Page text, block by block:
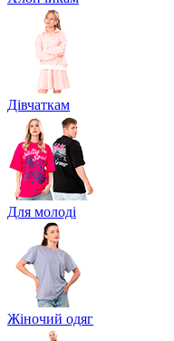
Дівчаткам
Для молоді
Жіночий одяг